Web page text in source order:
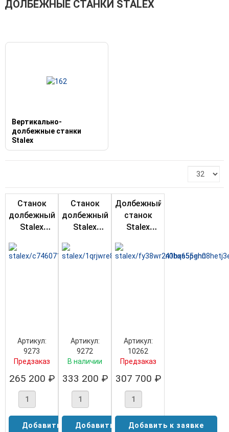
ДОЛБЕЖНЫЕ СТАНКИ STALEX
Вертикально-
долбежные станки
Stalex
Станок
долбежный
Stalex
Артикул:
9273
Предзаказ
265 200 ₽
Станок
долбежный
Stalex
Артикул:
9272
В наличии
333 200 ₽
Долбежный
станок
Stalex
Артикул:
10262
Предзаказ
307 700 ₽